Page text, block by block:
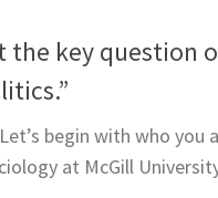
the key question
begin with who you
at McGill